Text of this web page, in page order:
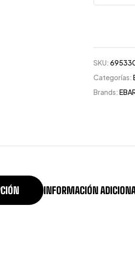
SKU:
Categorías:
Brands:
INFORMACIÓN